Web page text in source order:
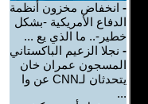
- انخفاض مخزون أنظمة
الدفاع الأمريكية -بشكل
خطير-.. ما الذي يع ...
- نجلا الزعيم الباكستاني
المسجون عمران خان
يتحدثان لـCNN عن وا
...